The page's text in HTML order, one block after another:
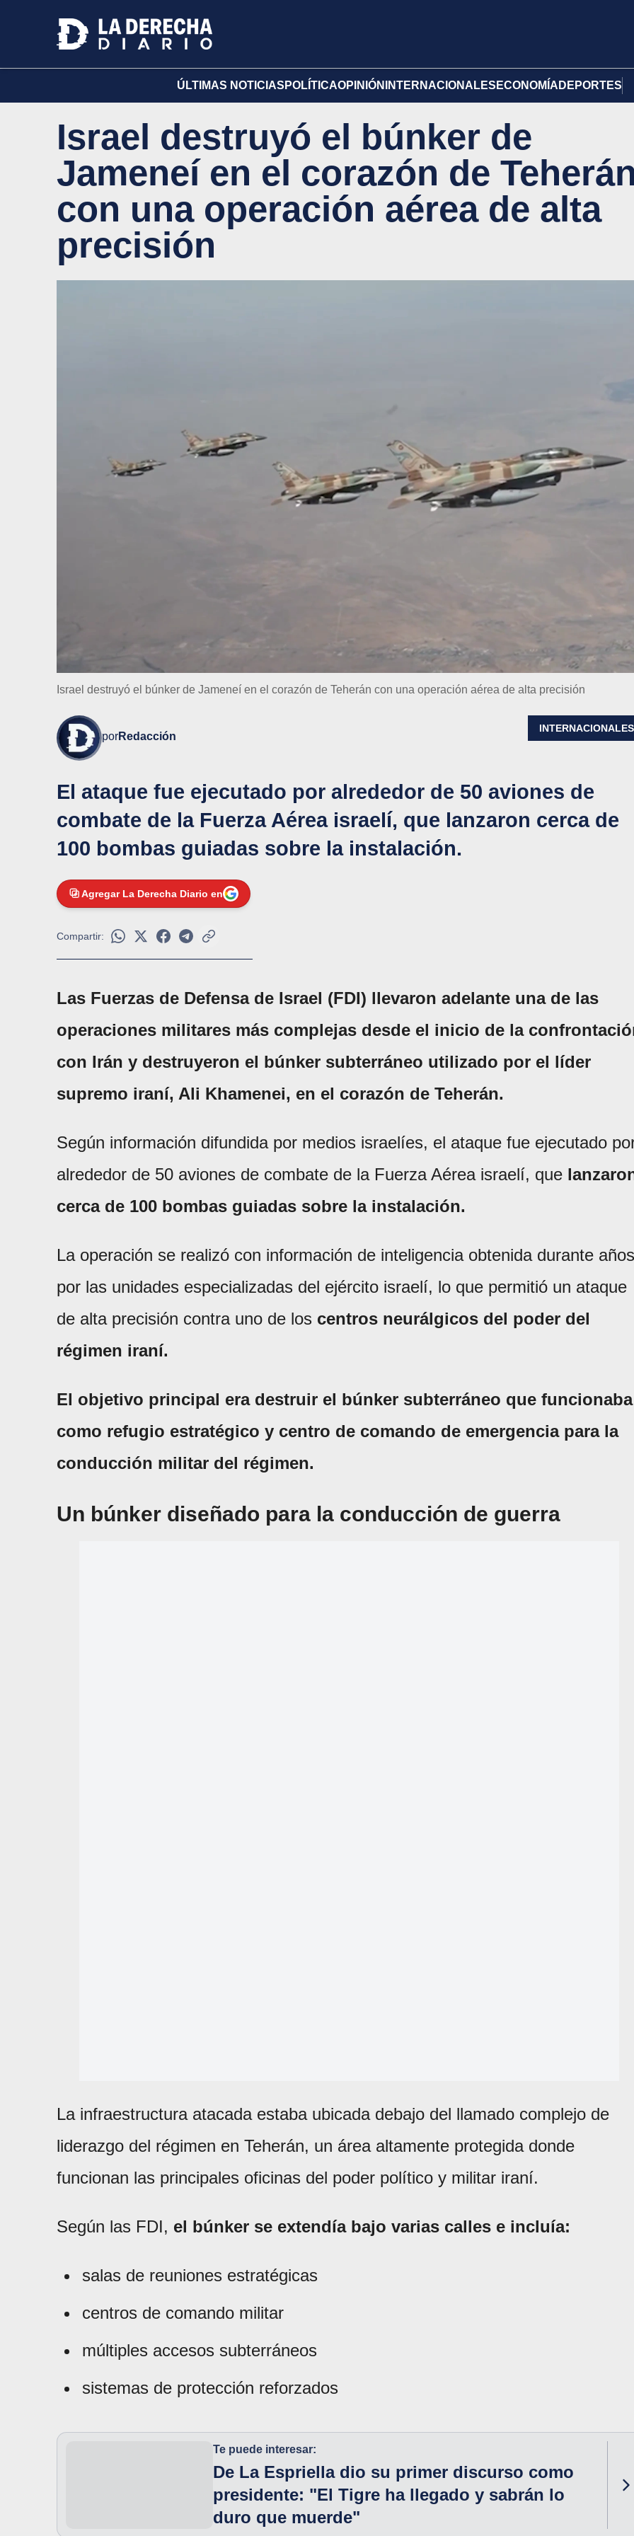
ÚLTIMAS NOTICIAS POLÍTICAOPINIÓN INTERNACIONALES ECONOMÍA DEPORTES
Israel destruyó el búnker de
Jameneí en el corazón de
con una operación aérea de alta
precisión
Israel destruyó el búnker de Jameneí en el corazón de Teherán con una operación aérea de alta precisión
porRedacción
INTERNACIONALES
El ataque fue ejecutado por alrededor de 50 aviones de
combate de la Fuerza Aérea israelí, que lanzaron cerca de
100 bombas guiadas sobre la instalación.
Agregar La Derecha Diario en
Compartir:
Las Fuerzas de Defensa de Israel (FDI) llevaron adelante una de las
operaciones militares más complejas desde el inicio de la
con Irán y destruyeron el búnker subterráneo utilizado por el líder
supremo iraní, Ali Khamenei, en el corazón de Teherán.
Según información difundida por medios israelíes, el ataque fue ejecutado
alrededor de 50 aviones de combate de la Fuerza Aérea israelí, que
cerca de 100 bombas guiadas sobre la instalación.
La operación se realizó con información de inteligencia obtenida durante años
por las unidades especializadas del ejército israelí, lo que permitió un ataque
de alta precisión contra uno de los centros neurálgicos del poder del
régimen iraní.
El objetivo principal era destruir el búnker subterráneo que funcionaba
como refugio estratégico y centro de comando de emergencia para la
conducción militar del régimen.
Un búnker diseñado para la conducción de guerra
La infraestructura atacada estaba ubicada debajo del llamado complejo de
liderazgo del régimen en Teherán, un área altamente protegida donde
funcionan las principales oficinas del poder político y militar iraní.
Según las FDI, el búnker se extendía bajo varias calles e incluía:
salas de reuniones estratégicas
centros de comando militar
múltiples accesos subterráneos
sistemas de protección reforzados
Te puede interesar:
De La Espriella dio su primer discurso como
presidente: "El Tigre ha llegado y sabrán lo
duro que muerde"